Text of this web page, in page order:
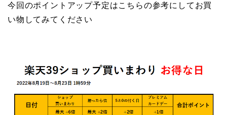
今回のポイントアップ予定はこちらの参考にしてお買
い物してみてください